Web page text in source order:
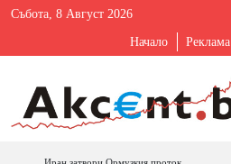
Събота, 8 Август 2026
Начало Реклама